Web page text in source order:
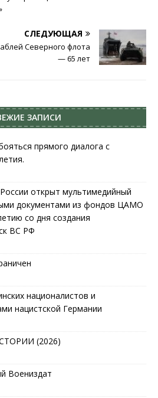
СЛЕДУЮЩАЯ
Северного флота
— 65 лет
ЗАПИСИ
прямого диалога с
открыт мультимедийный
документами из фондов ЦАМО
со дня создания
ВС РФ
националистов и
нацистской Германии
(2026)
Воениздат